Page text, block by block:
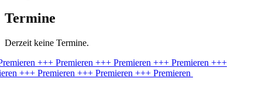
Termine
Derzeit keine Termine.
+++ Premieren +++ Premieren +++ Premieren +++
+++ Premieren +++ Premieren +++ Premieren